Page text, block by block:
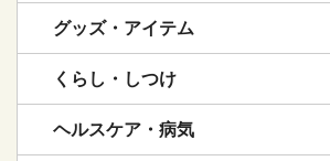
グッズ・アイテム
くらし・しつけ
ヘルスケア・病気